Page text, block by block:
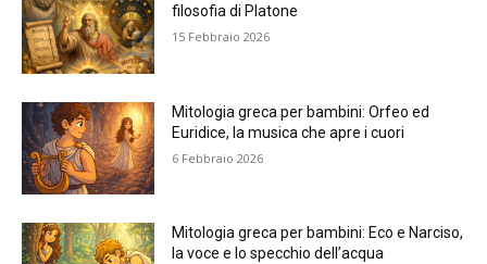
filosofia di Platone
15 Febbraio 2026
Mitologia greca per bambini: Orfeo ed
Euridice, la musica che apre i cuori
6 Febbraio 2026
Mitologia greca per bambini: Eco e Narciso,
la voce e lo specchio dell’acqua